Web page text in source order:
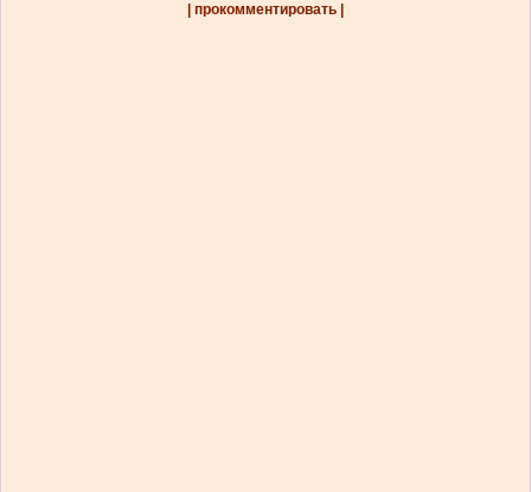
| прокомментировать |